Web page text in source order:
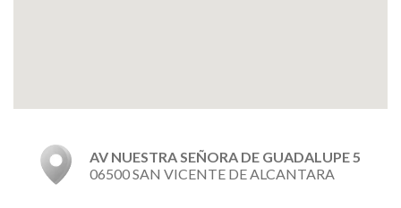
AV NUESTRA SEÑORA DE GUADALUPE 5
06500 SAN VICENTE DE ALCANTARA